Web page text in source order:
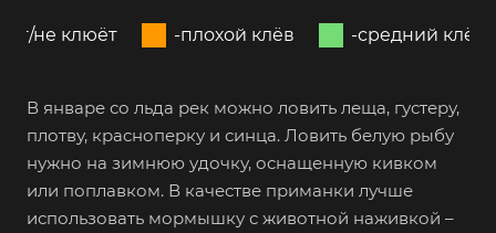
не клюёт -плохой клёв -средний клёв
В январе со льда рек можно ловить леща, густеру,
плотву, красноперку и синца. Ловить белую рыбу
нужно на зимнюю удочку, оснащенную кивком
или поплавком. В качестве приманки лучше
использовать мормышку с животной наживкой –